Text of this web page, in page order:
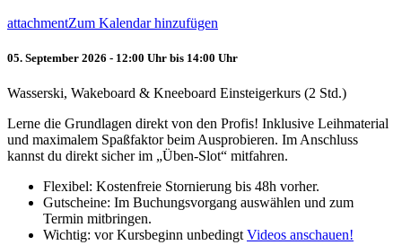
attachmentZum Kalendar hinzufügen
05. September 2026 - 12:00 Uhr bis 14:00 Uhr
Wasserski, Wakeboard & Kneeboard Einsteigerkurs (2 Std.)
Lerne die Grundlagen direkt von den Profis! Inklusive Leihmaterial
und maximalem Spaßfaktor beim Ausprobieren. Im Anschluss
kannst du direkt sicher im „Üben-Slot“ mitfahren.
Flexibel: Kostenfreie Stornierung bis 48h vorher.
Gutscheine: Im Buchungsvorgang auswählen und zum
Termin mitbringen.
Wichtig: vor Kursbeginn unbedingt Videos anschauen!